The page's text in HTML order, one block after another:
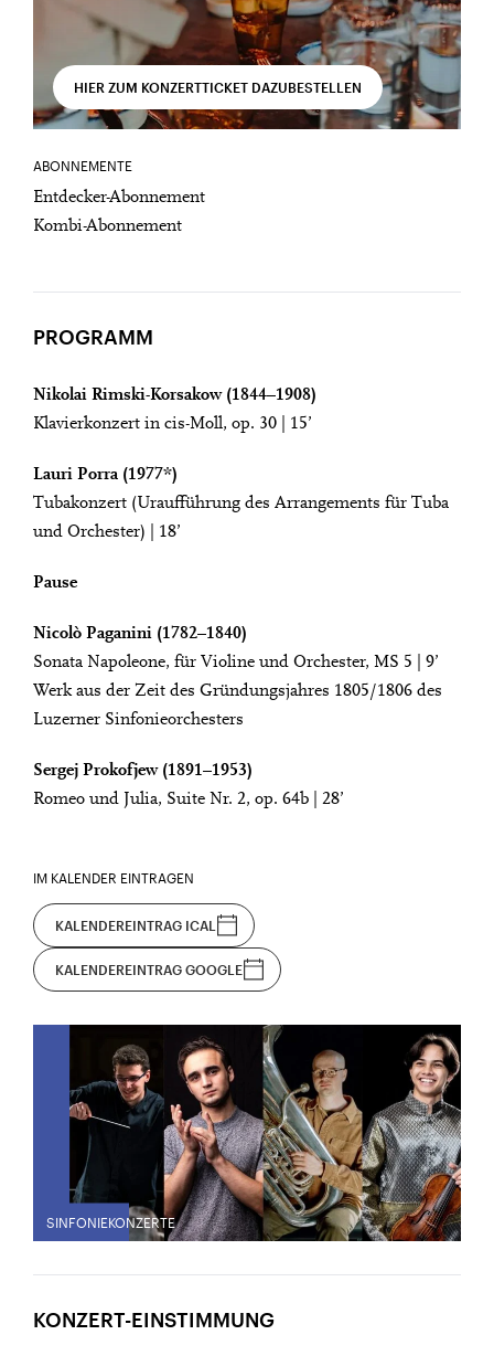
HIER ZUM KONZERTTICKET DAZUBESTELLEN
ABONNEMENTE
Entdecker-Abonnement
Kombi-Abonnement
PROGRAMM
Nikolai Rimski-Korsakow (1844–1908)
Klavierkonzert in cis-Moll, op. 30 | 15’
Lauri Porra (1977*)
Tubakonzert (Uraufführung des Arrangements für Tuba
und Orchester) | 18’
Pause
Nicolò Paganini (1782–1840)
Sonata Napoleone, für Violine und Orchester, MS 5 | 9’
Werk aus der Zeit des Gründungsjahres 1805/1806 des
Luzerner Sinfonieorchesters
Sergej Prokofjew (1891–1953)
Romeo und Julia, Suite Nr. 2, op. 64b | 28’
IM KALENDER EINTRAGEN
KALENDEREINTRAG ICAL
KALENDEREINTRAG GOOGLE
SINFONIEKONZERTE
KONZERT-EINSTIMMUNG